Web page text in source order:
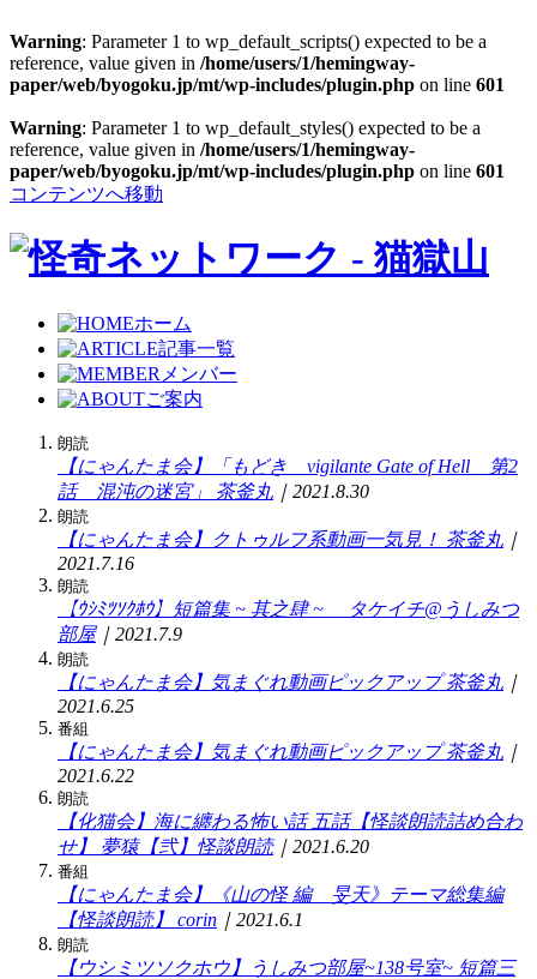
Warning: Parameter 1 to wp_default_scripts() expected to be a
reference, value given in /home/users/1/hemingway-
paper/web/byogoku.jp/mt/wp-includes/plugin.php on line 601
Warning: Parameter 1 to wp_default_styles() expected to be a
reference, value given in /home/users/1/hemingway-
paper/web/byogoku.jp/mt/wp-includes/plugin.php on line 601
コンテンツへ移動
ホーム
記事一覧
メンバー
ご案内
朗読
【にゃんたま会】「もどき vigilante Gate of Hell 第2
話 混沌の迷宮」
茶釜丸 ｜2021.8.30
朗読
【にゃんたま会】クトゥルフ系動画一気見！ 茶釜丸 ｜
2021.7.16
朗読
【ｳｼﾐﾂｿｸﾎｳ】短篇集 ~ 其之肆 ~
タケイチ@うしみつ
部屋｜2021.7.9
朗読
【にゃんたま会】気まぐれ動画ピックアップ 茶釜丸 ｜
2021.6.25
番組
【にゃんたま会】気まぐれ動画ピックアップ 茶釜丸 ｜
2021.6.22
朗読
【化猫会】海に纏わる怖い話 五話【怪談朗読詰め合わ
せ】
夢猿【弐】怪談朗読｜2021.6.20
番組
【にゃんたま会】《山の怪 編 旻天》テーマ総集編
【怪談朗読】
corin ｜2021.6.1
朗読
【ウシミツソクホウ】うしみつ部屋~138号室~ 短篇三